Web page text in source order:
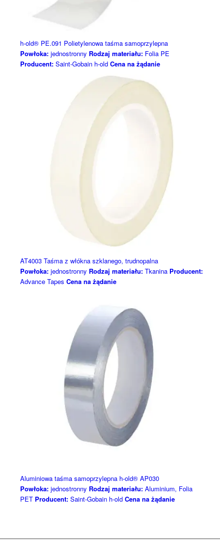
h-old® PE.091 Polietylenowa taśma samoprzylepna
Powłoka:jednostronny Rodzaj materiału:Folia PE
Producent:Saint-Gobain h-old Cena na żądanie
AT4003 Taśma z włókna szklanego, trudnopalna
Powłoka:jednostronny Rodzaj materiału:Tkanina Producent:
Advance Tapes Cena na żądanie
Aluminiowa taśma samoprzylepna h-old® AP030
Powłoka:jednostronny Rodzaj materiału:Aluminium, Folia
PET Producent:Saint-Gobain h-old Cena na żądanie